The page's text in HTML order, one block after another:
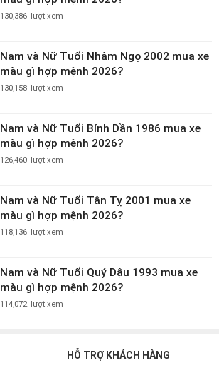
130,386 lượt xem
Nam và Nữ Tuổi Nhâm Ngọ 2002 mua xe
màu gì hợp mệnh 2026?
130,158 lượt xem
Nam và Nữ Tuổi Bính Dần 1986 mua xe
màu gì hợp mệnh 2026?
126,460 lượt xem
Nam và Nữ Tuổi Tân Tỵ 2001 mua xe
màu gì hợp mệnh 2026?
118,136 lượt xem
Nam và Nữ Tuổi Quý Dậu 1993 mua xe
màu gì hợp mệnh 2026?
114,072 lượt xem
HỖ TRỢ KHÁCH HÀNG